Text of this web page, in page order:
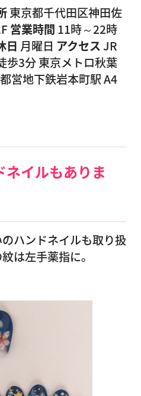
東京都千代田区神田佐
営業時間 11時～22時
日 月曜日 アクセスJR
歩3分 東京メトロ秋葉
営地下鉄岩本町駅 A4
ネイルもありま
ハンドネイルも取り扱
は左手薬指に。